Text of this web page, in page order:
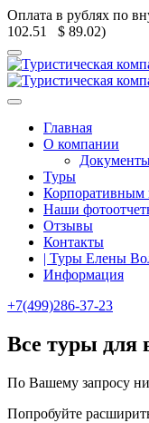
Оплата в рублях по
102.51 $ 89.02)
Главная
О компании
Туры
Корпоративным
Наши
Отзывы
Контакты
| Туры Елены
Информация
+7(499)286-37-23
Все туры для
По Вашему запросу
Попробуйте